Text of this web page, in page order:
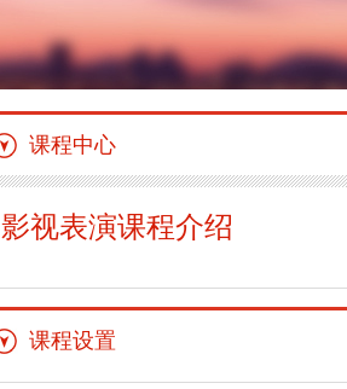
课程中心
影视表演课程介绍
课程设置